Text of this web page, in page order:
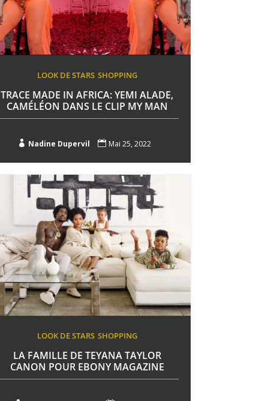
LOOK DE STARS SHOPPING
TRACE MADE IN AFRICA: YEMI ALADE,
CAMÉLÉON DANS LE CLIP MY MAN
 Nadine Dupervil  Mai 25, 2022
LOOK DE STARS SHOPPING
LA FAMILLE DE TEYANA TAYLOR
CANON POUR EBONY MAGAZINE